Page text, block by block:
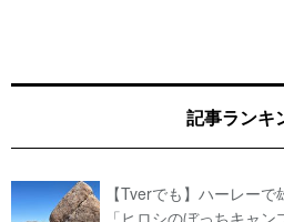
記事ランキ
【Tverでも】ハーレー
「ヒロシのぼっちキャ